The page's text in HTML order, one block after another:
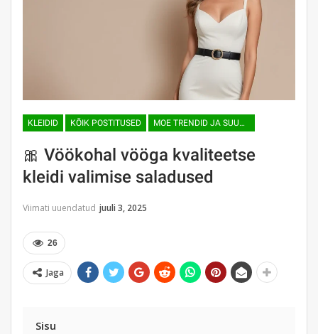
KLEIDID KÕIK POSTITUSED MOE TRENDID JA SUUNAD
🎀 Vöökohal vööga kvaliteetse
kleidi valimise saladused
Viimati uuendatud juuli 3, 2025
26
Jaga
Sisu